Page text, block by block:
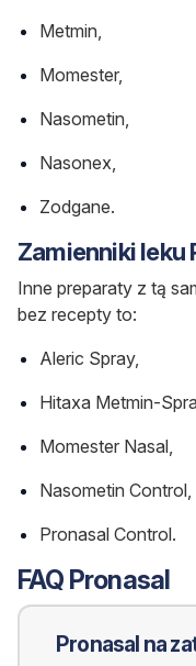
Metmin,
Momester,
Nasometin,
Nasonex,
Zodgane.
Zamienniki leku
Inne preparaty z tą
bez recepty to:
Aleric Spray,
Hitaxa Metmin-
Momester Nasal,
Nasometin Control,
Pronasal Control.
FAQ Pronasal
Pronasal na